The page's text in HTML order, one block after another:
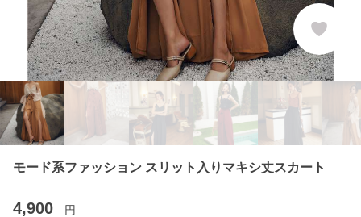
モード系ファッション スリット入りマキシ丈スカート
4,900 円